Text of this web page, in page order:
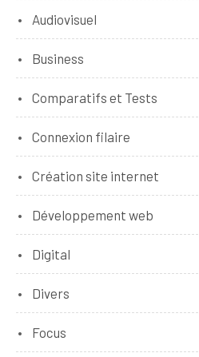
Audiovisuel
Business
Comparatifs et Tests
Connexion filaire
Création site internet
Développement web
Digital
Divers
Focus